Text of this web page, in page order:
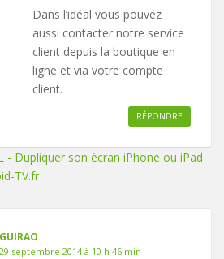
Dans l’idéal vous pouvez
aussi contacter notre service
client depuis la boutique en
ligne et via votre compte
client.
RÉPONDRE
- Dupliquer son écran iPhone ou iPad
TV.fr
GUIRAO
29 septembre 2014 à 10 h 46 min